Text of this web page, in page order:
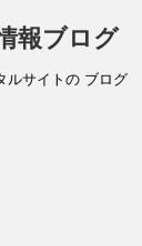
報ブログ
ルサイトの ブログ